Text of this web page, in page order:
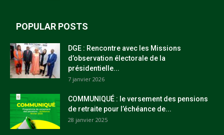
POPULAR POSTS
DGE : Rencontre avec les Missions
d’observation électorale de la
présidentielle...
7 janvier 2026
COMMUNIQUÉ : le versement des pensions
de retraite pour l’échéance de...
28 janvier 2025